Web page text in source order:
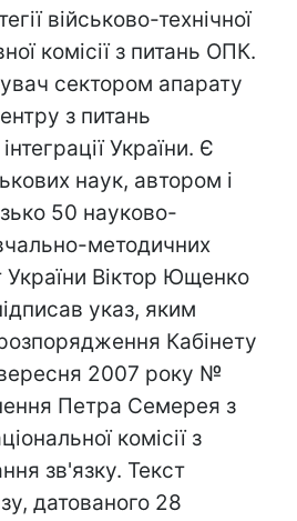
військово-технічної
комісії з питань ОПК.
сектором апарату
з питань
України. Є
наук, автором і
50 науково-
методичних
України Віктор Ющенко
указ, яким
Кабінету
вересня 2007 року №
Петра Семерея з
комісії з
зв'язку. Текст
датованого 28